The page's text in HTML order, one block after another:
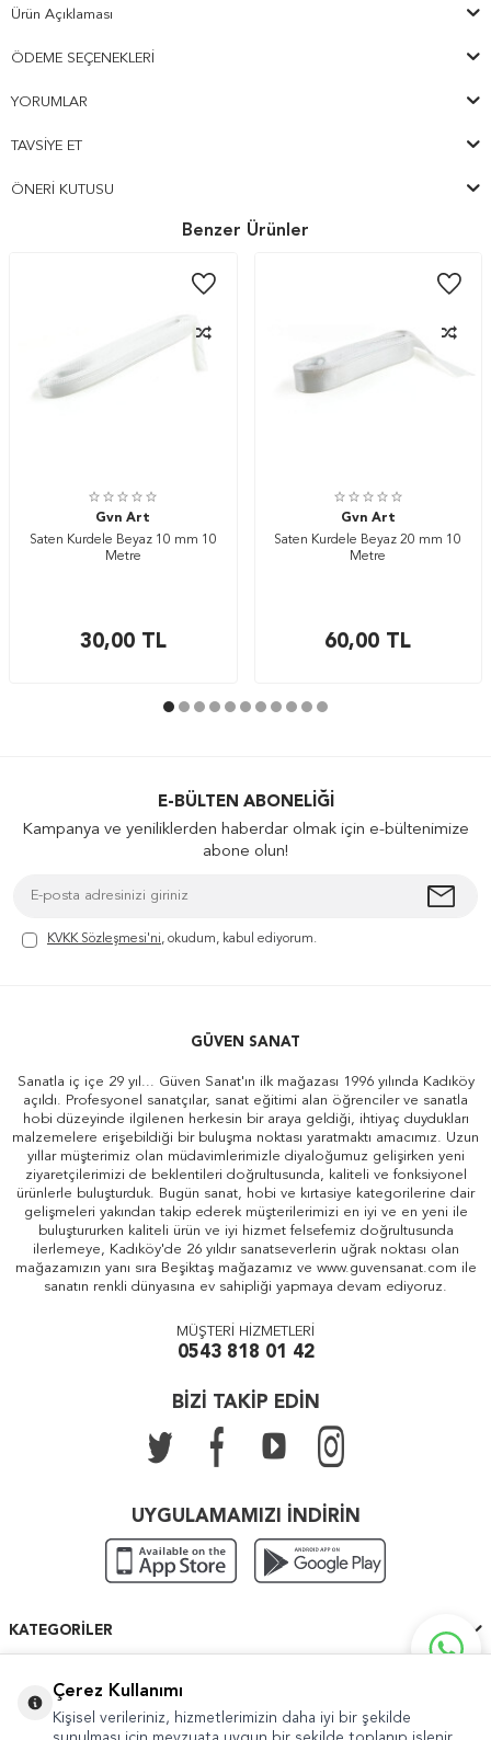
Ürün Açıklaması
ÖDEME SEÇENEKLERI
YORUMLAR
TAVSIYE ET
ÖNERI KUTUSU
Benzer Ürünler
Gvn Art
Saten Kurdele Beyaz 10 mm 10
Metre
30,00TL
Gvn Art
Saten Kurdele Beyaz 20 mm 10
Metre
60,00 TL
E-BÜLTEN ABONELIĞI
Kampanya ve yeniliklerden haberdar olmak için e-bültenimize
abone olun!
KVKK Sözleşmesi'ni, okudum, kabul ediyorum.
GÜVEN SANAT
Sanatla iç içe 29 yıl... Güven Sanat'ın ilk mağazası 1996 yılında Kadıköy
açıldı. Profesyonel sanatçılar, sanat eğitimi alan öğrenciler ve sanatla
hobi düzeyinde ilgilenen herkesin bir araya geldiği, ihtiyaç duydukları
malzemelere erişebildiği bir buluşma noktası yaratmaktı amacımız. Uzun
yıllar müşterimiz olan müdavimlerimizle diyaloğumuz gelişirken yeni
ziyaretçilerimizi de beklentileri doğrultusunda, kaliteli ve fonksiyonel
ürünlerle buluşturduk. Bugün sanat, hobi ve kırtasiye kategorilerine dair
gelişmeleri yakından takip ederek müşterilerimizi en iyi ve en yeni ile
buluştururken kaliteli ürün ve iyi hizmet felsefemiz doğrultusunda
ilerlemeye, Kadıköy'de 26 yıldır sanatseverlerin uğrak noktası olan
mağazamızın yanı sıra Beşiktaş mağazamız ve www.guvensanat.com ile
sanatın renkli dünyasına ev sahipliği yapmaya devam ediyoruz.
MÜŞTERİ HİZMETLERİ
0543 818 01 42
BİZİ TAKİP EDİN
UYGULAMAMIZI İNDİRİN
KATEGORILER
HIZLI ERIŞIM
Çerez Kullanımı
Kişisel verileriniz, hizmetlerimizin daha iyi bir şekilde